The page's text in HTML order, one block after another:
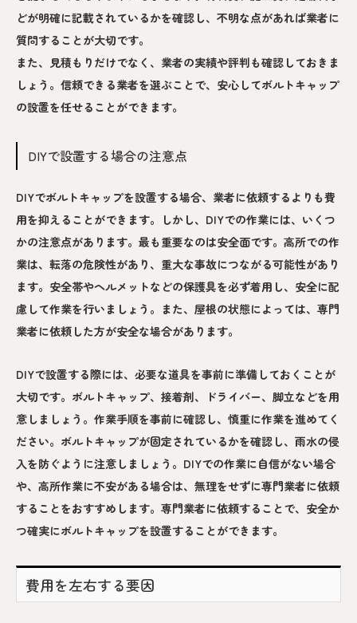
どが明確に記載されているかを確認し、不明な点があれば業者に
質問することが大切です。
また、見積もりだけでなく、業者の実績や評判も確認しておきま
しょう。信頼できる業者を選ぶことで、安心してボルトキャップ
の設置を任せることができます。
DIYで設置する場合の注意点
DIYでボルトキャップを設置する場合、業者に依頼するよりも費
用を抑えることができます。しかし、DIYでの作業には、いくつ
かの注意点があります。最も重要なのは安全面です。高所での作
業は、転落の危険性があり、重大な事故につながる可能性があり
ます。安全帯やヘルメットなどの保護具を必ず着用し、安全に配
慮して作業を行いましょう。また、屋根の状態によっては、専門
業者に依頼した方が安全な場合があります。
DIYで設置する際には、必要な道具を事前に準備しておくことが
大切です。ボルトキャップ、接着剤、ドライバー、脚立などを用
意しましょう。作業手順を事前に確認し、慎重に作業を進めてく
ださい。ボルトキャップが固定されているかを確認し、雨水の侵
入を防ぐように注意しましょう。DIYでの作業に自信がない場合
や、高所作業に不安がある場合は、無理をせずに専門業者に依頼
することをおすすめします。専門業者に依頼することで、安全か
つ確実にボルトキャップを設置することができます。
費用を左右する要因